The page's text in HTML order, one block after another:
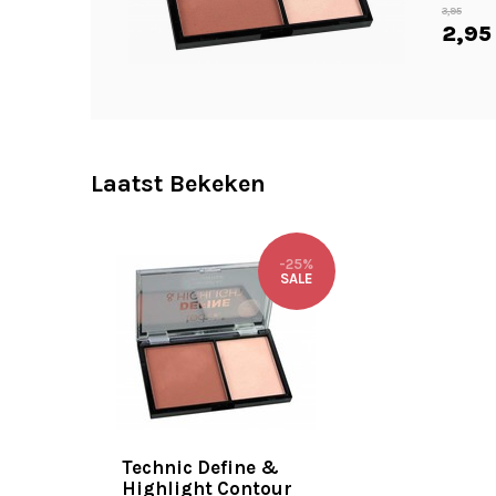
3,95
2,95
Laatst Bekeken
Technic Define &
Highlight Contour
-25%
SALE